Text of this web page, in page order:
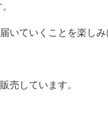
ていくことを楽しみ
売しています。